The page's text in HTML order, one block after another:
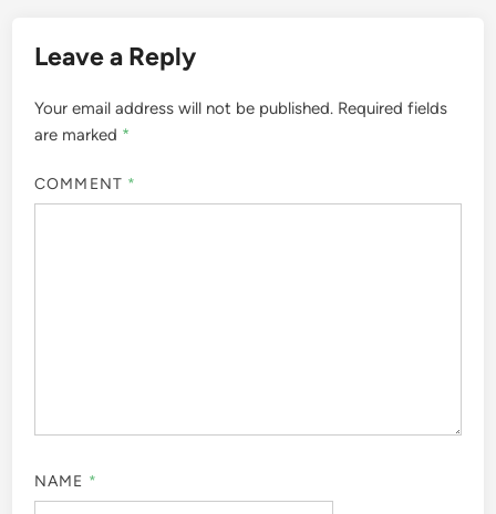
Leave a Reply
Your email address will not be published. Required fields
are marked *
COMMENT *
NAME *